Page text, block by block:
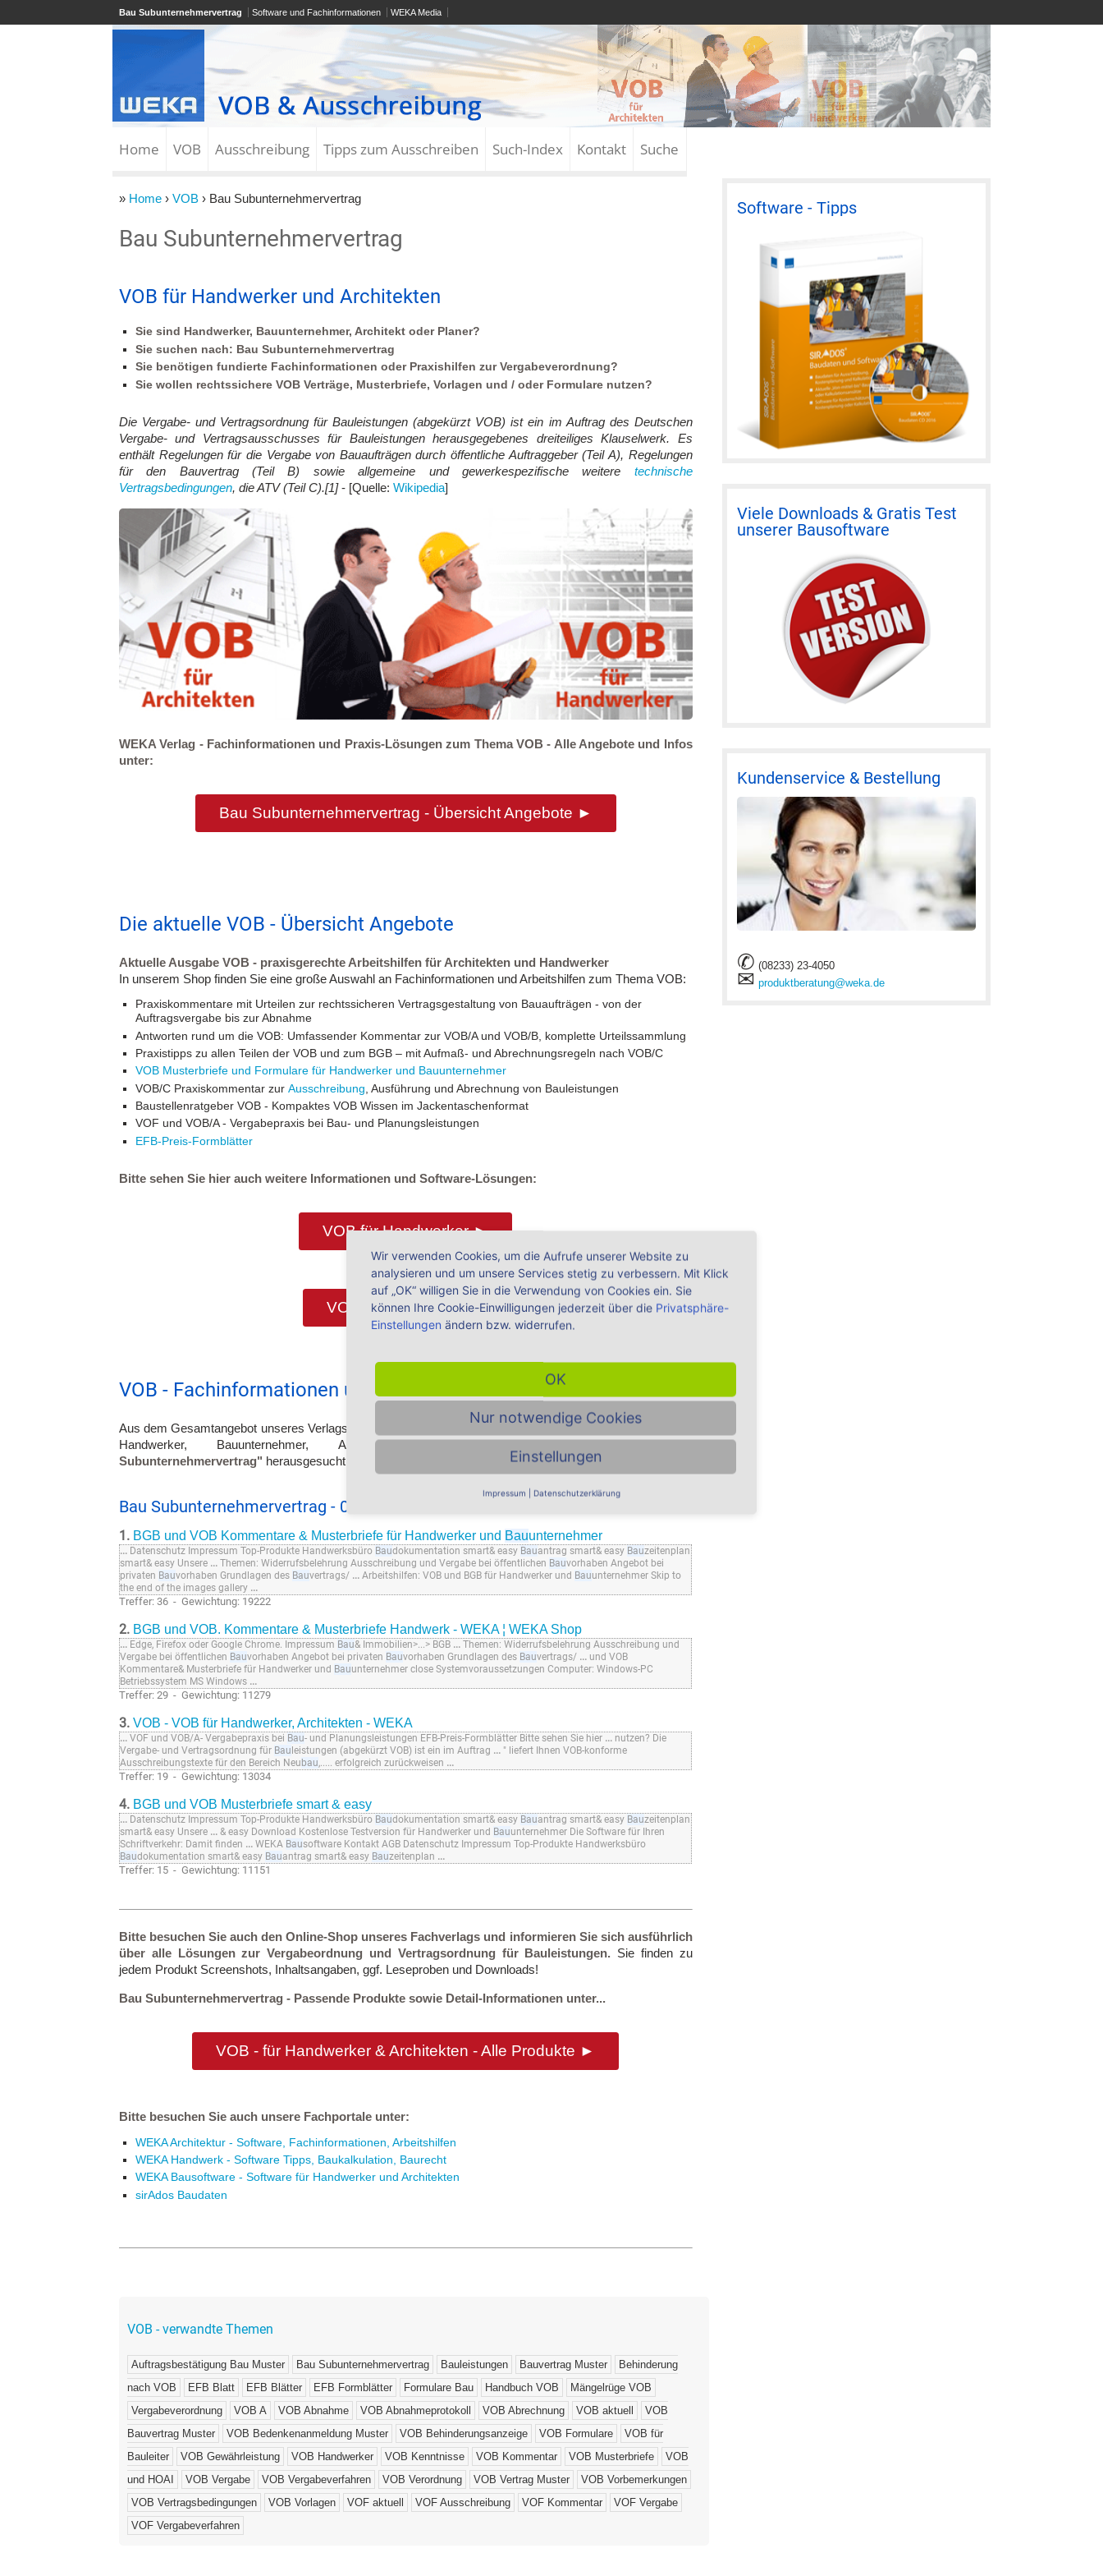
Bau Subunternehmervertrag Software und Fachinformationen WEKA Media
Home VOB Ausschreibung Tipps zum Ausschreiben Such-Index Kontakt Suche
» Home › VOB › Bau Subunternehmervertrag
Bau Subunternehmervertrag
VOB für Handwerker und Architekten
Sie sind Handwerker, Bauunternehmer, Architekt oder Planer?
Sie suchen nach: Bau Subunternehmervertrag
Sie benötigen fundierte Fachinformationen oder Praxishilfen zur Vergabeverordnung?
Sie wollen rechtssichere VOB Verträge, Musterbriefe, Vorlagen und / oder Formulare nutzen?
Die Vergabe- und Vertragsordnung für Bauleistungen (abgekürzt VOB) ist ein im Auftrag des Deutschen
Vergabe- und Vertragsausschusses für Bauleistungen herausgegebenes dreiteiliges Klauselwerk. Es
enthält Regelungen für die Vergabe von Bauaufträgen durch öffentliche Auftraggeber (Teil A), Regelungen
für den Bauvertrag (Teil B) sowie allgemeine und gewerkespezifische weitere technische
Vertragsbedingungen, die ATV (Teil C).[1]- [Quelle: Wikipedia]
WEKA Verlag - Fachinformationen und Praxis-Lösungen zum Thema VOB - Alle Angebote und Infos
unter:
Bau Subunternehmervertrag - Übersicht Angebote ►
Die aktuelle VOB - Übersicht Angebote
Aktuelle Ausgabe VOB - praxisgerechte Arbeitshilfen für Architekten und Handwerker
In unserem Shop finden Sie eine große Auswahl an Fachinformationen und Arbeitshilfen zum Thema VOB:
Praxiskommentare mit Urteilen zur rechtssicheren Vertragsgestaltung von Bauaufträgen - von der
Auftragsvergabe bis zur Abnahme
Antworten rund um die VOB: Umfassender Kommentar zur VOB/A und VOB/B, komplette Urteilssammlung
Praxistipps zu allen Teilen der VOB und zum BGB – mit Aufmaß- und Abrechnungsregeln nach VOB/C
VOB Musterbriefe und Formulare für Handwerker und Bauunternehmer
VOB/C Praxiskommentar zur Ausschreibung , Ausführung und Abrechnung von Bauleistungen
Baustellenratgeber VOB - Kompaktes VOB Wissen im Jackentaschenformat
VOF und VOB/A - Vergabepraxis bei Bau- und Planungsleistungen
EFB-Preis-Formblätter
Bitte sehen Sie hier auch weitere Informationen und Software-Lösungen:
VOB für Handwerker ►
VOB für Architekten ►
VOB - Fachinformationen und Praxishilfen
Aus dem Gesamtangebot unseres Verlags haben wir für Sie weitere Fachinformationen und Praxishilfen für
Handwerker, Bauunternehmer, Architekten und Planer zum Thema"Bau
Subunternehmervertrag" herausgesucht, die Sie interessieren könnten:
Bau Subunternehmervertrag - 09.08.2026
1. BGB und VOB Kommentare & Musterbriefe für Handwerker und Bauunternehmer
... Datenschutz Impressum Top-Produkte Handwerksbüro Baudokumentation smart& easy Bauantrag smart& easy Bauzeitenplan
smart& easy Unsere ... Themen: Widerrufsbelehrung Ausschreibung und Vergabe bei öffentlichen Bauvorhaben Angebot bei
privaten Bauvorhaben Grundlagen des Bauvertrags/ ... Arbeitshilfen: VOB und BGB für Handwerker und Bauunternehmer Skip to
the end of the images gallery ...
Treffer: 36 - Gewichtung: 19222
2. BGB und VOB. Kommentare & Musterbriefe Handwerk - WEKA ¦ WEKA Shop
... Edge, Firefox oder Google Chrome. Impressum Bau& Immobilien>...> BGB ... Themen: Widerrufsbelehrung Ausschreibung und
Vergabe bei öffentlichen Bauvorhaben Angebot bei privaten Bauvorhaben Grundlagen des Bauvertrags/ ... und VOB
Kommentare& Musterbriefe für Handwerker und Bauunternehmer close Systemvoraussetzungen Computer: Windows-PC
Betriebssystem MS Windows ...
Treffer: 29 - Gewichtung: 11279
3. VOB - VOB für Handwerker, Architekten - WEKA
... VOF und VOB/A- Vergabepraxis bei Bau- und Planungsleistungen EFB-Preis-Formblätter Bitte sehen Sie hier ... nutzen? Die
Vergabe- und Vertragsordnung für Bau leistungen (abgekürzt VOB) ist ein im Auftrag ... " liefert Ihnen VOB-konforme
Ausschreibungstexte für den Bereich Neu bau,..... erfolgreich zurückweisen ...
Treffer: 19 - Gewichtung: 13034
4. BGB und VOB Musterbriefe smart & easy
... Datenschutz Impressum Top-Produkte Handwerksbüro Baudokumentation smart& easy Bauantrag smart& easy Bauzeitenplan
smart& easy Unsere ... & easy Download Kostenlose Testversion für Handwerker und Bauunternehmer Die Software für Ihren
Schriftverkehr: Damit finden ... WEKA Bausoftware Kontakt AGB Datenschutz Impressum Top-Produkte Handwerksbüro
Baudokumentation smart& easy Bauantrag smart& easy Bauzeitenplan ...
Treffer: 15 - Gewichtung: 11151
Bitte besuchen Sie auch den Online-Shop unseres Fachverlags und informieren Sie sich ausführlich
über alle Lösungen zur Vergabeordnung und Vertragsordnung für Bauleistungen. Sie finden zu
jedem Produkt Screenshots, Inhaltsangaben, ggf. Leseproben und Downloads!
Bau Subunternehmervertrag - Passende Produkte sowie Detail-Informationen unter...
VOB - für Handwerker & Architekten - Alle Produkte ►
Bitte besuchen Sie auch unsere Fachportale unter:
WEKA Architektur - Software, Fachinformationen, Arbeitshilfen
WEKA Handwerk - Software Tipps, Baukalkulation, Baurecht
WEKA Bausoftware - Software für Handwerker und Architekten
sirAdos Baudaten
VOB - verwandte Themen
Auftragsbestätigung Bau Muster Bau Subunternehmervertrag Bauleistungen Bauvertrag Muster
Behinderung
nach VOB
EFB Blatt EFB Blätter EFB Formblätter Formulare Bau Handbuch VOB
Mängelrüge VOB
Vergabeverordnung
VOB A VOB Abnahme VOB Abnahmeprotokoll VOB Abrechnung VOB aktuell
VOB
Bauvertrag Muster
VOB Bedenkenanmeldung Muster VOB Behinderungsanzeige VOB Formulare
VOB für
Bauleiter
VOB Gewährleistung VOB Handwerker VOB Kenntnisse VOB Kommentar VOB Musterbriefe
VOB
und HOAI
VOB Vergabe VOB Vergabeverfahren VOB Verordnung VOB Vertrag Muster
VOB Vorbemerkungen
VOB Vertragsbedingungen
VOB Vorlagen VOF aktuell VOF Ausschreibung VOF Kommentar
VOF Vergabe
VOF Vergabeverfahren
Software - Tipps
Viele Downloads & Gratis Test
unserer Bausoftware
Kundenservice & Bestellung
✆ (08233) 23-4050
✉ produktberatung@weka.de
Wir verwenden Cookies, um die Aufrufe unserer Website zu
analysieren und um unsere Services stetig zu verbessern. Mit Klick
auf „OK“ willigen Sie in die Verwendung von Cookies ein. Sie
können Ihre Cookie-Einwilligungen jederzeit über die Privatsphäre-
Einstellungen ändern bzw. widerrufen.
OK
Nur notwendige Cookies
Einstellungen
Impressum Datenschutzerklärung